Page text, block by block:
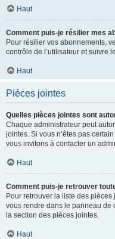
Haut
Comment puis-je résilier mes
Pour résilier vos abonnements,
contrôle de l’utilisateur et suivre
Haut
Pièces jointes
Quelles pièces jointes sont
Chaque administrateur peut
jointes. Si vous n’êtes pas
vous invitons à contacter un
Haut
Comment puis-je retrouver
Pour retrouver la liste des
vous rendre dans le panneau de
la section des pièces jointes.
Haut